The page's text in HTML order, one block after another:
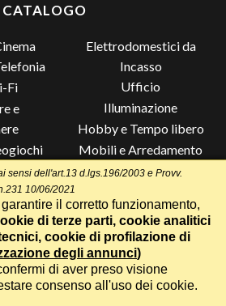
CATALOGO
Fi
e
e
Elettrodomestici da
Incasso
Ufficio
Illuminazione
Hobby e Tempo libero
Mobili e Arredamento
Lista di Nozze
-Privacy Cookie
Chiama
Anni Radionovelli T
sensi dell'art.13 d.lgs.196/2003 e Provv.
10/06/2021
il corretto funzionamento,
di terze parti, cookie analitici
cookie di profilazione di
degli annunci)
di aver preso visione
consenso all'uso dei cookie.